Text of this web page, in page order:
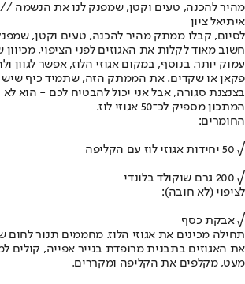
מהיר להכנה, טעים וקטן, שמפנק לנו את הנשמה //
איתיאל ציון
לסיום, קבלו ממתק מהיר להכנה, טעים וקטן,
חשוב מאוד לקלות את האגוזים לפני הציפוי,
עמוק יותר. בנוסף, במקום אגוזי הלוז, אפשר לגוון
פקאן או שקדים. את הממתק הזה, שתמיד כיף שיש
בצנצנת סגורה, אבל אני יכול להבטיח לכם - הוא לא
המתכון מספיק לכ־50 אגוזי לוז.
החומרים:
√ 50 יחידות אגוזי לוז עם הקליפה
√ 200 גרם שוקולד בלונדי
לציפוי (לא חובה):
√ אבקת כסף
מעט, מקלפים את הקליפה ומקררים.